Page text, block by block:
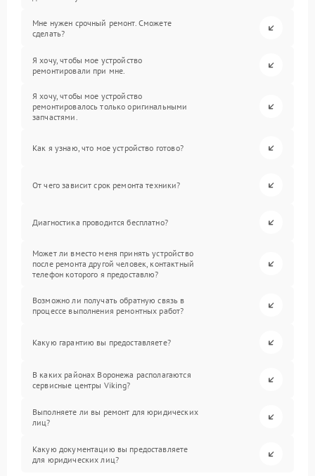
Мне нужен срочный ремонт. Сможете
сделать?
Я хочу, чтобы мое устройство
ремонтировали при мне.
Я хочу, чтобы мое устройство
ремонтировалось только оригинальными
запчастями.
Как я узнаю, что мое устройство готово?
От чего зависит срок ремонта техники?
Диагностика проводится бесплатно?
Может ли вместо меня принять устройство
после ремонта другой человек, контактный
телефон которого я предоставлю?
Возможно ли получать обратную связь в
процессе выполнения ремонтных работ?
Какую гарантию вы предоставляете?
В каких районах Воронежа располагаются
сервисные центры Viking?
Выполняете ли вы ремонт для юридических
лиц?
Какую документацию вы предоставляете
для юридических лиц?